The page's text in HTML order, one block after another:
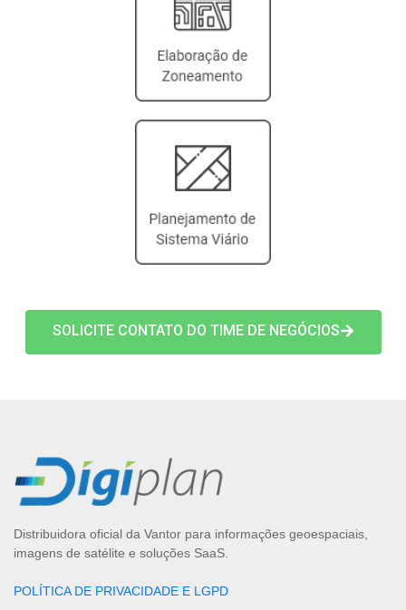
SOLICITE CONTATO DO TIME DE NEGÓCIOS
Distribuidora oficial da Vantor para informações geoespaciais,
imagens de satélite e soluções SaaS.
POLÍTICA DE PRIVACIDADE E LGPD